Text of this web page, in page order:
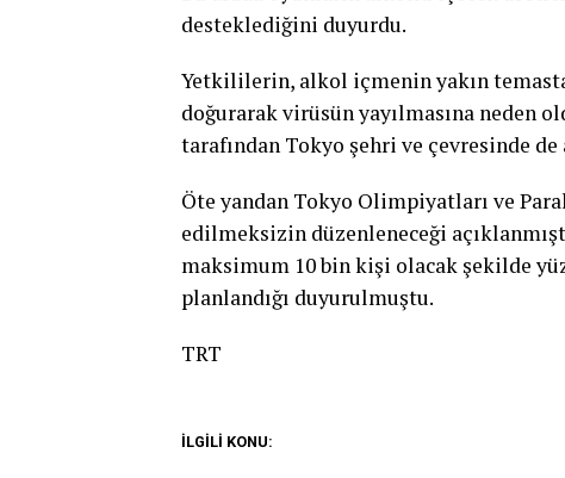
desteklediğini duyurdu.
Yetkililerin, alkol içmenin yakın
doğurarak virüsün yayılmasına neden
tarafından Tokyo şehri ve çevresinde
Öte yandan Tokyo Olimpiyatları ve
edilmeksizin düzenleneceği
maksimum 10 bin kişi olacak şekilde
planlandığı duyurulmuştu.
TRT
İLGİLİ KONU: